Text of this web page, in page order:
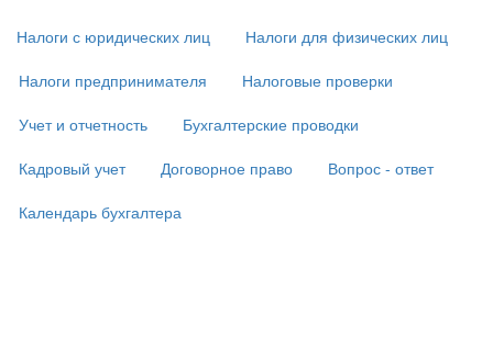
подвале)
Налоги с юридических лиц
Налоги для физических лиц
Налоги предпринимателя
Налоговые проверки
Учет и отчетность
Бухгалтерские проводки
Кадровый учет
Договорное право
Вопрос - ответ
Календарь бухгалтера